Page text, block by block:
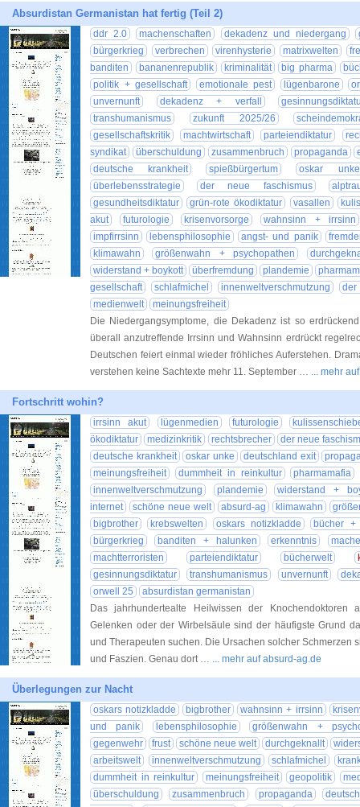
Absurdistan Germanistan hat fertig (Teil 2)
ddr 2.0 machenschaften dekadenz und niedergang
bürgerkrieg
verbrechen virenhysterie matrixwelten
banditen
bananenrepublik kriminalität big pharma
politik + gesellschaft
emotionale pest lügenbarone
unvernunft
dekadenz + verfall
transhumanismus
zukunft 2025/26
gesellschaftskritik
machtwirtschaft parteiendiktatur
syndikat
überschuldung zusammenbruch propaganda
deutsche krankheit
spießbürgertum
oskar unke
überlebensstrategie
der neue faschismus
gesundheitsdiktatur
grün-rote ökodiktatur vasallen
akut
futurologie krisenvorsorge
wahnsinn + irrsinn
impfirrsinn
lebensphilosophie angst- und panik
klimawahn
größenwahn + psychopathen
widerstand + boykott
überfremdung plandemie
gesellschaft
schlafmichel innenweltverschmutzung
medienwelt
meinungsfreiheit
Die Niedergangsymptome, die Dekadenz ist so
überall anzutreffende Irrsinn und Wahnsinn erdrückt
Deutschen feiert einmal wieder fröhliches Auferstehen.
verstehen keine Sachtexte mehr 11. September … ... mehr
Fortschritt wohin?
irrsinn akut lügenmedien futurologie
ökodiktatur
medizinkritik rechtsbrecher
der neue
deutsche krankheit
oskar unke deutschland exit
meinungsfreiheit
dummheit in reinkultur
pharmamafia
innenweltverschmutzung
plandemie
widerstand +
internet
schöne neue welt absurd-ag klimawahn
bigbrother
krebswelten oskars notizkladde
bücher +
bürgerkrieg
banditen + halunken erkenntnis
machtterroristen
parteiendiktatur bücherwelt
gesinnungsdiktatur
transhumanismus unvernunft
orwell 25
absurdistan germanistan
Das jahrhundertealte Heilwissen der
Gelenken oder der Wirbelsäule sind der häufigste Grund
und Therapeuten suchen. Die Ursachen solcher Schmerzen
und Faszien. Genau dort … ... mehr auf absurd-ag.de
Überlegungen zur Nacht
oskars notizkladde bigbrother wahnsinn + irrsinn
und panik
lebensphilosophie
größenwahn +
gegenwehr
frust schöne neue welt durchgeknallt
arbeitswelt
innenweltverschmutzung schlafmichel
dummheit in reinkultur
meinungsfreiheit geopolitik
überschuldung
zusammenbruch propaganda